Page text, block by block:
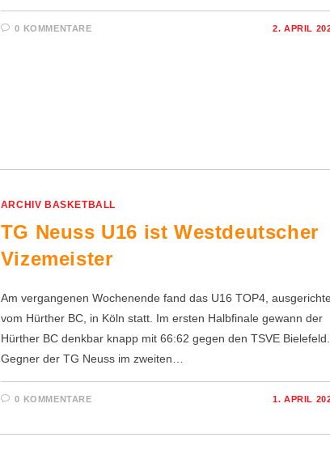
0 KOMMENTARE 2. APRIL
ARCHIV BASKETBALL
TG Neuss U16 ist Westdeutscher
Vizemeister
Am vergangenen Wochenende fand das U16 TOP4,
vom Hürther BC, in Köln statt. Im ersten Halbfinale gewann der
Hürther BC denkbar knapp mit 66:62 gegen den TSVE Bielefeld.
Gegner der TG Neuss im zweiten…
0 KOMMENTARE 1. APRIL